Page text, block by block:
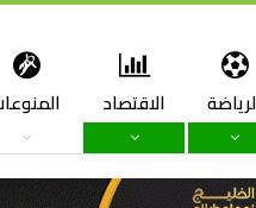
الاقتصاد